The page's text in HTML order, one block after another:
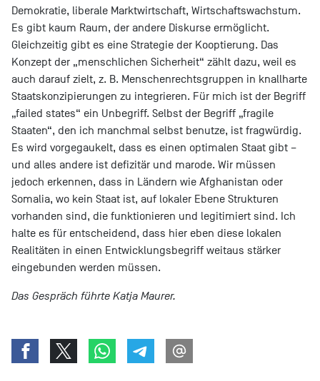
Demokratie, liberale Marktwirtschaft, Wirtschaftswachstum.
Es gibt kaum Raum, der andere Diskurse ermöglicht.
Gleichzeitig gibt es eine Strategie der Kooptierung. Das
Konzept der „menschlichen Sicherheit“ zählt dazu, weil es
auch darauf zielt, z. B. Menschenrechtsgruppen in knallharte
Staatskonzipierungen zu integrieren. Für mich ist der Begriff
„failed states“ ein Unbegriff. Selbst der Begriff „fragile
Staaten“, den ich manchmal selbst benutze, ist fragwürdig.
Es wird vorgegaukelt, dass es einen optimalen Staat gibt –
und alles andere ist defizitär und marode. Wir müssen
jedoch erkennen, dass in Ländern wie Afghanistan oder
Somalia, wo kein Staat ist, auf lokaler Ebene Strukturen
vorhanden sind, die funktionieren und legitimiert sind. Ich
halte es für entscheidend, dass hier eben diese lokalen
Realitäten in einen Entwicklungsbegriff weitaus stärker
eingebunden werden müssen.
Das Gespräch führte Katja Maurer.